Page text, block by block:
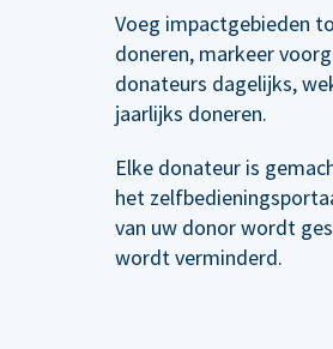
Voeg impactgebieden
doneren, markeer
donateurs dagelijks,
jaarlijks doneren.
Elke donateur is
het
van uw donor wordt
wordt verminderd.